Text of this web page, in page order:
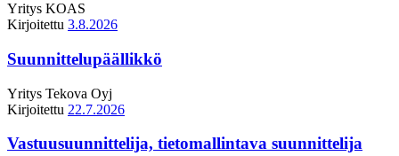
Yritys KOAS
Kirjoitettu 3.8.2026
Suunnittelupäällikkö
Yritys Tekova Oyj
Kirjoitettu 22.7.2026
Vastuusuunnittelija, tietomallintava suunnittelija